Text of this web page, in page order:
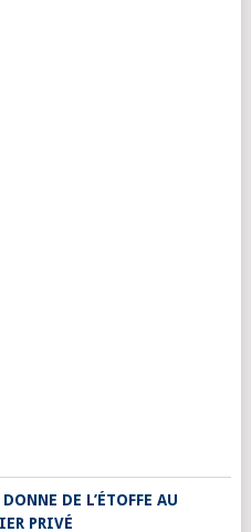
DE L’ÉTOFFE AU
PRIVÉ